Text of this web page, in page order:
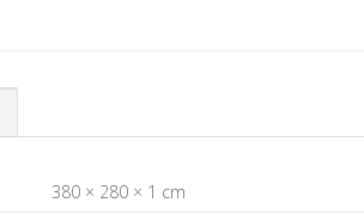
380 × 280 × 1 cm